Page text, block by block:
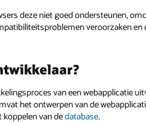
deze niet goed ondersteunen,
veroorzaken
van een webapplicatie
het ontwerpen van de
koppelen van dedatabase.